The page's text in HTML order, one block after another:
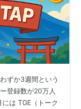
ずか3週間という
登録数が20万人
は TGE（トーク